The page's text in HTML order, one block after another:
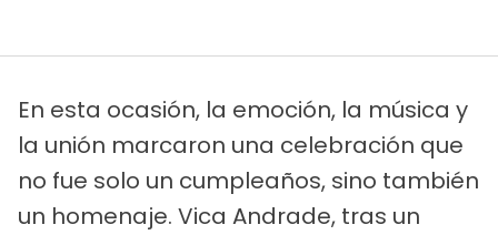
En esta ocasión, la emoción, la música y
la unión marcaron una celebración que
no fue solo un cumpleaños, sino también
un homenaje. Vica Andrade, tras un